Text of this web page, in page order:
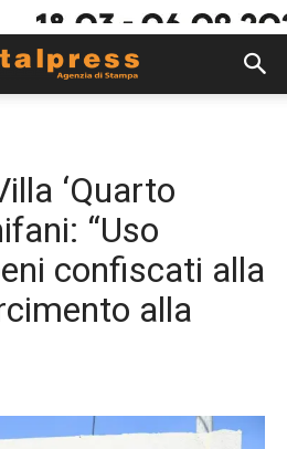
‘Quarto
“Uso
confiscati alla
alla